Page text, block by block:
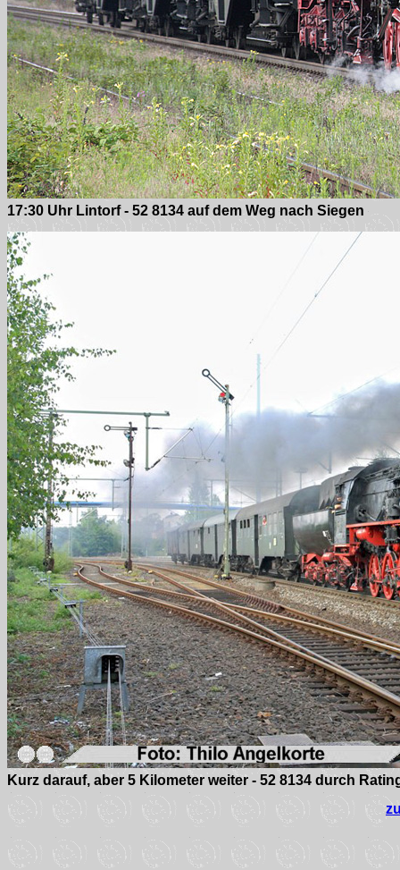
17:30 Uhr Lintorf - 52 8134 auf dem Weg nach Siegen
Kurz darauf, aber 5 Kilometer weiter - 52 8134 durch